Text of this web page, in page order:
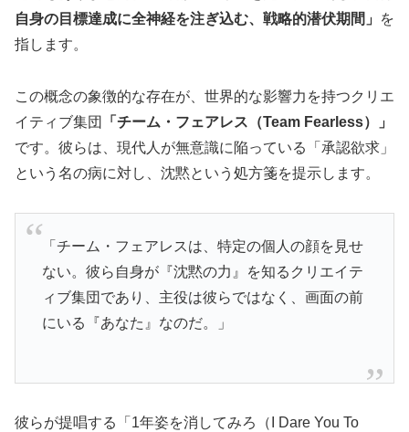
自身の目標達成に全神経を注ぎ込む、戦略的潜伏期間」
を
指します。
この概念の象徴的な存在が、世界的な影響力を持つクリエ
イティブ集団
「チーム・フェアレス（Team Fearless）」
です。彼らは、現代人が無意識に陥っている「承認欲求」
という名の病に対し、沈黙という処方箋を提示します。
「チーム・フェアレスは、特定の個人の顔を見せ
ない。彼ら自身が『沈黙の力』を知るクリエイテ
ィブ集団であり、主役は彼らではなく、画面の前
にいる『あなた』なのだ。」
彼らが提唱する「1年姿を消してみろ（I Dare You To